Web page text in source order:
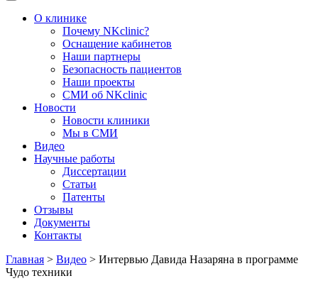
О клинике
Почему NKclinic?
Оснащение кабинетов
Наши партнеры
Безопасность пациентов
Наши проекты
СМИ об NKclinic
Новости
Новости клиники
Мы в СМИ
Видео
Научные работы
Диссертации
Статьи
Патенты
Отзывы
Документы
Контакты
Главная > Видео > Интервью Давида Назаряна в программе
Чудо техники